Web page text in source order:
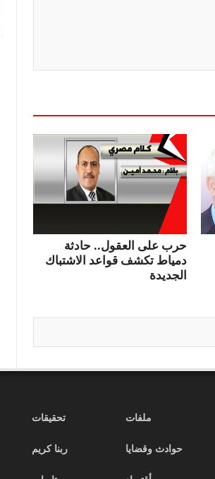
حرب على العقول.. حادثة
دمياط تكشف قواعد الاشتباك
الجديدة
ملفات
تحقيقات
حوادث وقضايا
ربنا كريم